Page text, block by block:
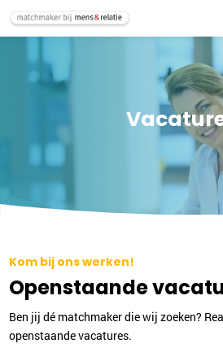
Kom bij ons werken!
Openstaande
Ben jij dé matchmaker die wij zoeken?
openstaande vacatures.